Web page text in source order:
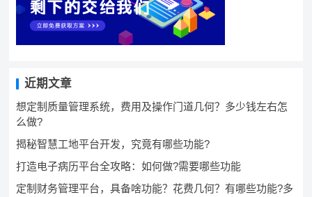
近期文章
想定制质量管理系统，费用及操作门道几何？多少钱左右怎
么做?
揭秘智慧工地平台开发，究竟有哪些功能?
打造电子病历平台全攻略：如何做?需要哪些功能
定制财务管理平台，具备啥功能？花费几何？有哪些功能?多